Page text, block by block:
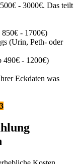
- 3000€. Das teilt
- 1700€)
(Urin, Peth- oder
490€ - 1200€)
Eckdaten was